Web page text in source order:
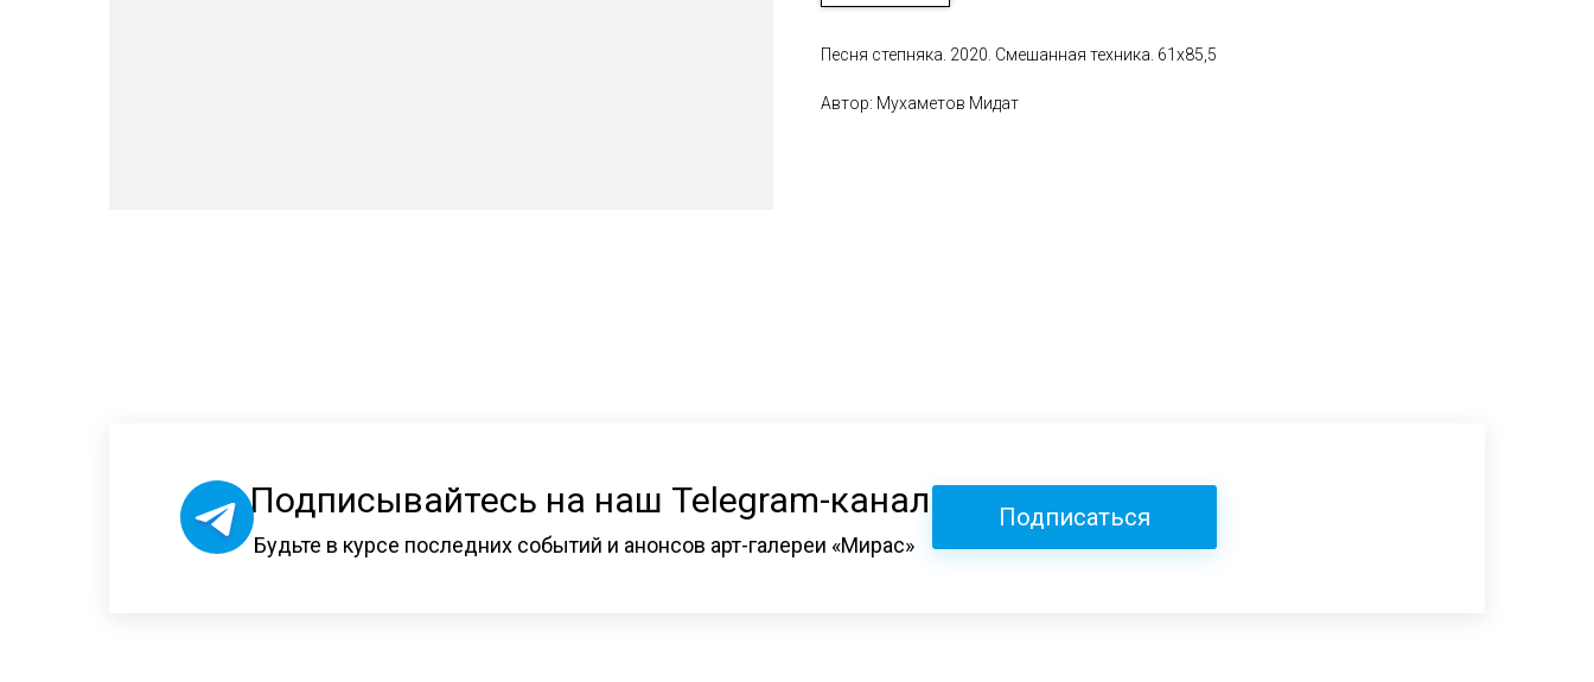
Песня степняка. 2020. Смешанная техника. 61х85,5
Автор: Мухаметов Мидат
Подписывайтесь на наш Telegram-канал
Будьте в курсе последних событий и анонсов арт-галереи «Мирас»
Подписаться